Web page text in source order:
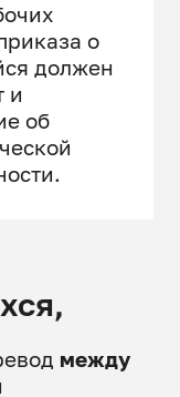
о
должен
и
об
между